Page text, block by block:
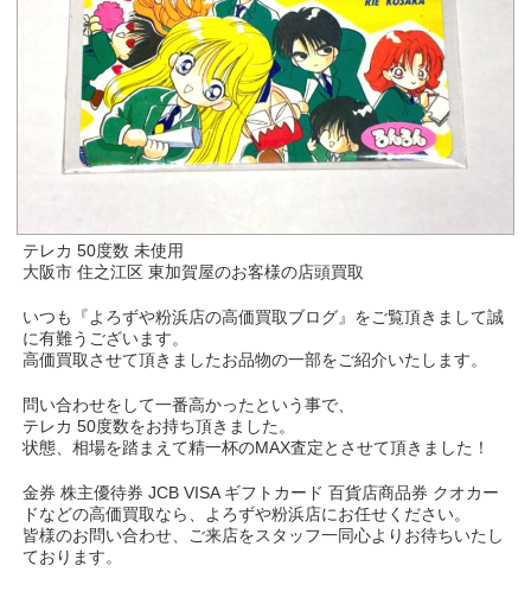
テレカ 50度数 未使用
大阪市 住之江区 東加賀屋のお客様の店頭買取
いつも『よろずや粉浜店の高価買取ブログ』をご覧頂きまして誠
に有難うございます。
高価買取させて頂きましたお品物の一部をご紹介いたします。
問い合わせをして一番高かったという事で、
テレカ 50度数をお持ち頂きました。
状態、相場を踏まえて精一杯のMAX査定とさせて頂きました！
金券 株主優待券 JCB VISA ギフトカード 百貨店商品券 クオカー
ドなどの高価買取なら、よろずや粉浜店にお任せください。
皆様のお問い合わせ、ご来店をスタッフ一同心よりお待ちいたし
ております。